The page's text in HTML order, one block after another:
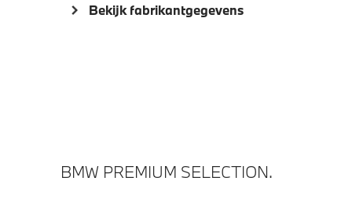
Akoestische waarschuwing voor
Bekijk fabrikantgegevens
BMW PREMIUM SELECTION.